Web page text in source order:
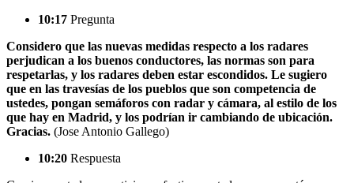
10:17 Pregunta
Considero que las nuevas medidas respecto a los radares
perjudican a los buenos conductores, las normas son para
respetarlas, y los radares deben estar escondidos. Le sugiero
que en las travesías de los pueblos que son competencia de
ustedes, pongan semáforos con radar y cámara, al estilo de los
que hay en Madrid, y los podrían ir cambiando de ubicación.
Gracias. (Jose Antonio Gallego)
10:20 Respuesta